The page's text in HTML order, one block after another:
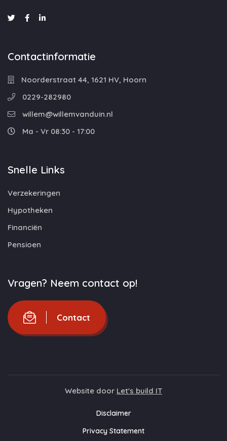
Contactinformatie
Noorderstraat 44, 1621 HV, Hoorn
0229-282980
willem@willemvanduin.nl
Ma - Vr 08:30 - 17:00
Snelle Links
Verzekeringen
Hypotheken
Financiën
Pensioen
Vragen? Neem contact op!
Contact
Website door Let's build IT
Disclaimer
Privacy Statement